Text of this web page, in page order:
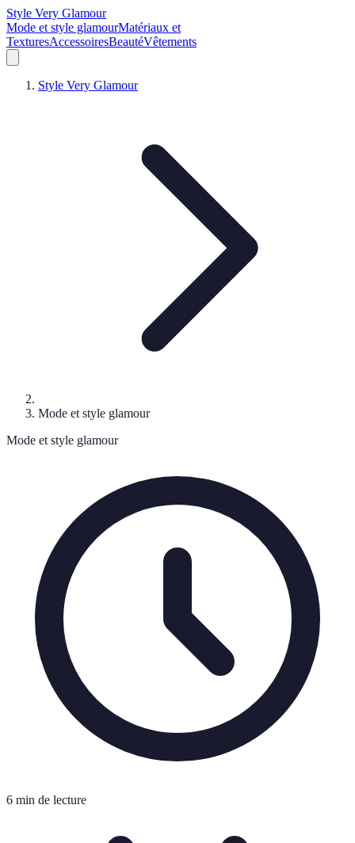
Style Very Glamour
Mode et style glamourMatériaux et
TexturesAccessoiresBeautéVêtements
Style Very Glamour
Mode et style glamour
Mode et style glamour
6 min de lecture